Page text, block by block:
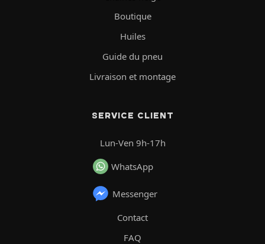
Boutique
Huiles
Guide du pneu
Livraison et montage
SERVICE CLIENT
Lun-Ven 9h-17h
WhatsApp
Messenger
Contact
FAQ